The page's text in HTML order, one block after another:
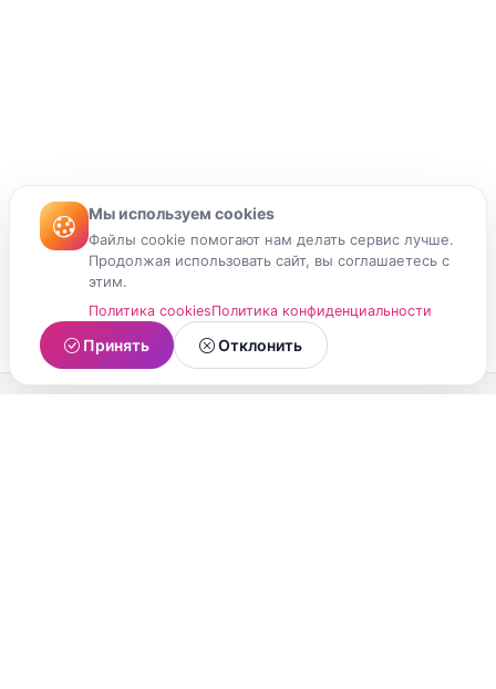
Мы используем cookies
Файлы cookie помогают нам делать сервис лучше.
Продолжая использовать сайт, вы соглашаетесь с
этим.
Политика cookiesПолитика конфиденциальности
Принять Отклонить